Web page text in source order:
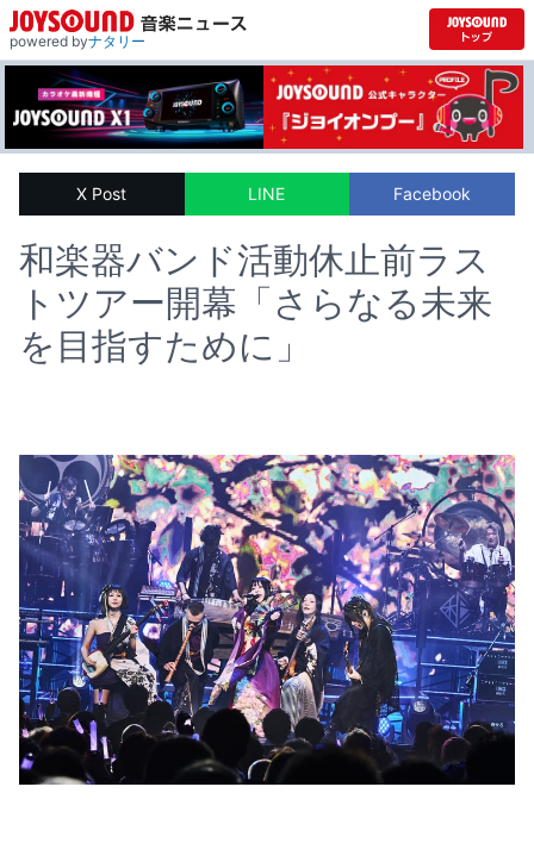
powered byナタリー
X Post LINE Facebook
和楽器バンド活動休止前ラス
トツアー開幕「さらなる未来
を目指すために」